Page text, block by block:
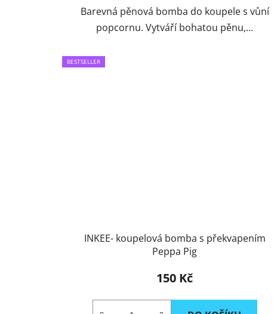
Barevná pěnová bomba do koupele s vůní
popcornu. Vytváří bohatou pěnu,...
BESTSELLER
INKEE- koupelová bomba s překvapením
Peppa Pig
150 Kč